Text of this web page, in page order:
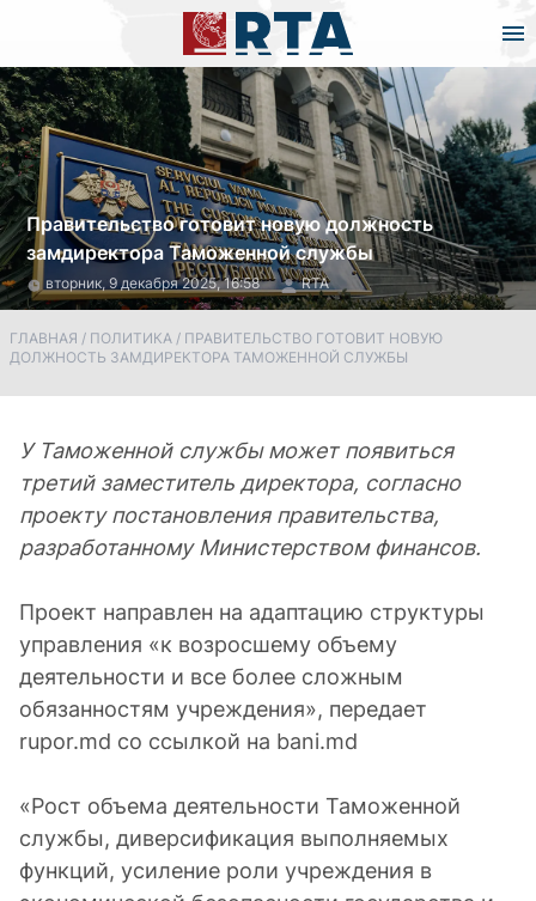
Правительство готовит новую должность
замдиректора Таможенной службы
вторник, 9 декабря 2025, 16:58 RTA
ГЛАВНАЯ / ПОЛИТИКА / ПРАВИТЕЛЬСТВО ГОТОВИТ НОВУЮ
ДОЛЖНОСТЬ ЗАМДИРЕКТОРА ТАМОЖЕННОЙ СЛУЖБЫ
У Таможенной службы может появиться
третий заместитель директора, согласно
проекту постановления правительства,
разработанному Министерством финансов.
Проект направлен на адаптацию структуры
управления «к возросшему объему
деятельности и все более сложным
обязанностям учреждения», передает
rupor.md со ссылкой на bani.md
«Рост объема деятельности Таможенной
службы, диверсификация выполняемых
функций, усиление роли учреждения в